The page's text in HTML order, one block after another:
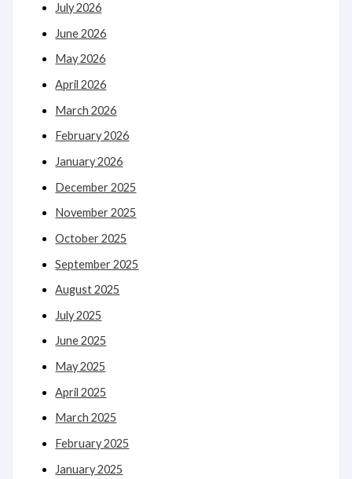
July 2026
June 2026
May 2026
April 2026
March 2026
February 2026
January 2026
December 2025
November 2025
October 2025
September 2025
August 2025
July 2025
June 2025
May 2025
April 2025
March 2025
February 2025
January 2025